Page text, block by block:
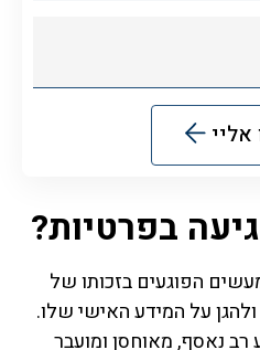
בפרטיות?
הפוגעים בזכותו של
על המידע האישי שלו.
רב נאסף, מאוחסן ומועבר
אליי